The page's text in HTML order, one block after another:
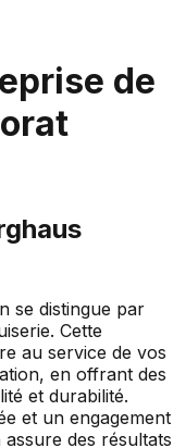
de
se distingue par
Cette
au service de vos
en offrant des
et durabilité.
et un engagement
des résultats